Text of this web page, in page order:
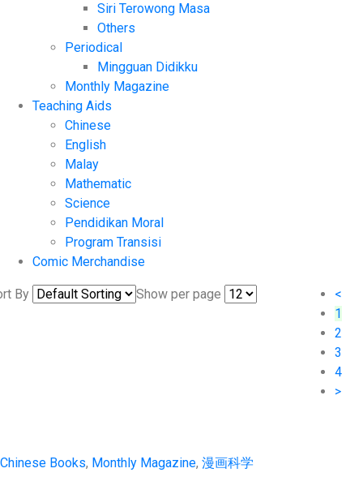
Siri Terowong Masa
Others
Periodical
Mingguan Didikku
Monthly Magazine
Teaching Aids
Chinese
English
Malay
Mathematic
Science
Pendidikan Moral
Program Transisi
Comic Merchandise
By Show per page
<
1
2
3
4
>
Chinese Books, Monthly Magazine, 漫画科学